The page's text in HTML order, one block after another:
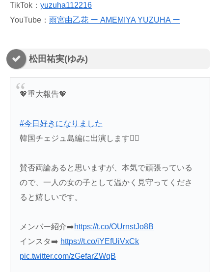
TikTok： yuzuha112216
YouTube： 雨宮由乙花 ー AMEMIYA YUZUHA ー
松田祐実(ゆみ)
💖重大報告💖
#今日好きになりました
韓国チェジュ島編に出演します✊🏻
賛否両論あると思いますが、本気で頑張っている
ので、一人の女の子として温かく見守ってくださ
ると嬉しいです。
メンバー紹介➡️https://t.co/OUrnstJo8B
インスタ➡️ https://t.co/iYEfUiVxCk
pic.twitter.com/zGefarZWqB